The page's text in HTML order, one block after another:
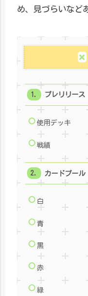
め、見づらいなど
プレリリース
使用デッキ
戦績
カードプール
白
青
黒
赤
緑